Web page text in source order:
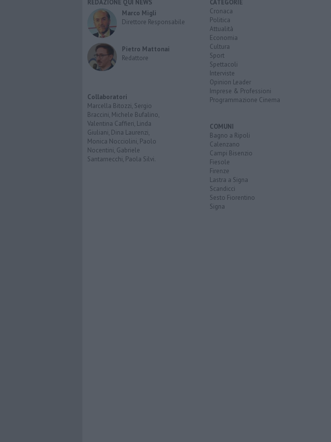
REDAZIONE QUI NEWS
Marco Migli
Direttore Responsabile
Pietro Mattonai
Redattore
Collaboratori
Marcella Bitozzi, Sergio
Braccini, Michele Bufalino,
Valentina Caffieri, Linda
Giuliani, Dina Laurenzi,
Monica Nocciolini, Paolo
Nocentini, Gabriele
Santarnecchi, Paola Silvi.
CATEGORIE
Cronaca
Politica
Attualità
Economia
Cultura
Sport
Spettacoli
Interviste
Opinion Leader
Imprese & Professioni
Programmazione Cinema
COMUNI
Bagno a Ripoli
Calenzano
Campi Bisenzio
Fiesole
Firenze
Lastra a Signa
Scandicci
Sesto Fiorentino
Signa